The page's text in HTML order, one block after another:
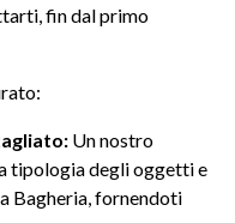
fin dal primo
Un nostro
tipologia degli oggetti e
Bagheria, fornendoti